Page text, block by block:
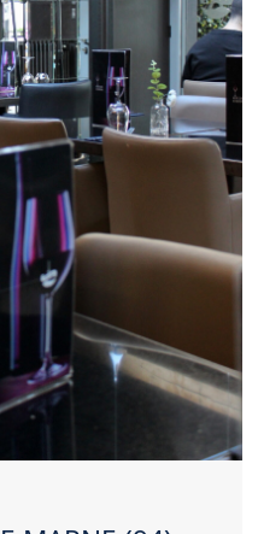
qualité. Un Restaurant Val
lorsqu’il reste cohérent sur
donnent du relief à un
Val de Marne reconnu
L’opinion des clients
évaluer un Restaurant
Marne peut mettre en avant
Réserver un Restaurant
bien des déconvenues. La
positive d’un
d’un Restaurant Val de
en souvenir marquant.
de Marne passe aussi par
des lieux participe fortement
L’intérêt d’un Restaurant
combinaison de points
faire remarquer par son
Val de Marne
Un Restaurant Val de
immédiatement
premières assiettes servies